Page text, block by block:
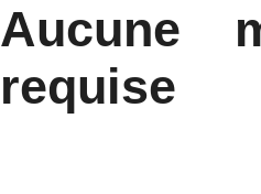
Aucune
requise